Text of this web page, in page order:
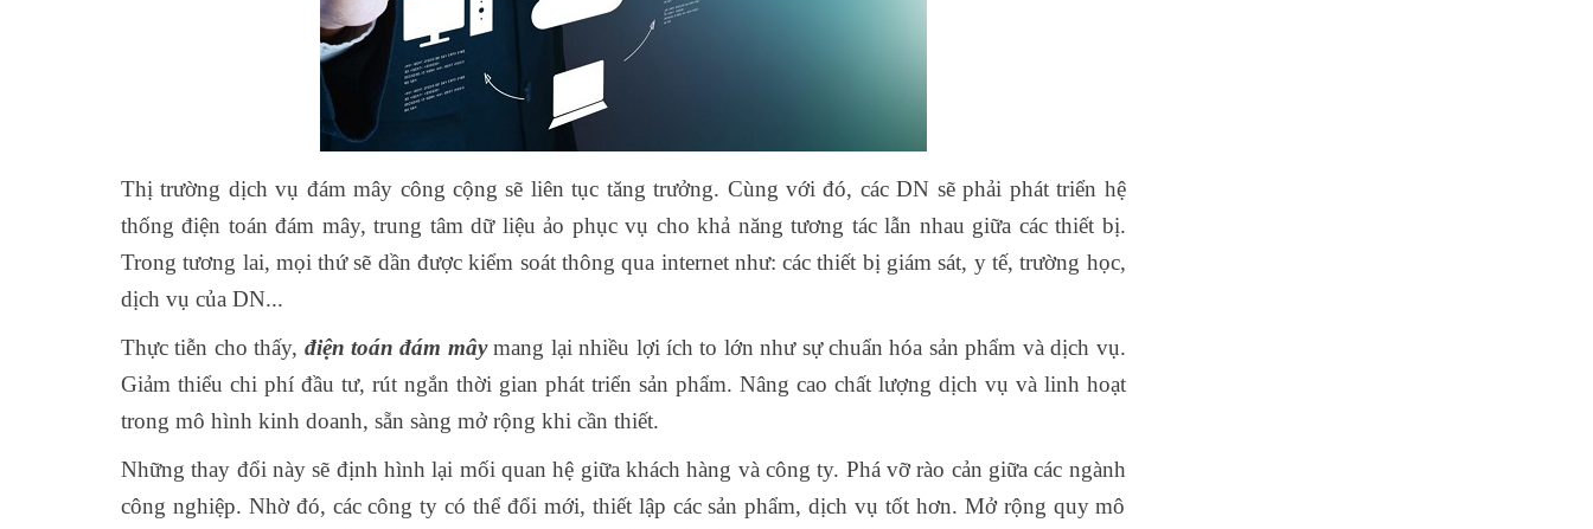
Thị trường dịch vụ đám mây công cộng sẽ liên tục tăng trưởng. Cùng với đó, các DN sẽ phải phát triển hệ
thống điện toán đám mây, trung tâm dữ liệu ảo phục vụ cho khả năng tương tác lẫn nhau giữa các thiết bị.
Trong tương lai, mọi thứ sẽ dần được kiểm soát thông qua internet như: các thiết bị giám sát, y tế, trường học,
dịch vụ của DN...
Thực tiễn cho thấy, điện toán đám mâymang lại nhiều lợi ích to lớn như sự chuẩn hóa sản phẩm và dịch vụ.
Giảm thiểu chi phí đầu tư, rút ngắn thời gian phát triển sản phẩm. Nâng cao chất lượng dịch vụ và linh hoạt
trong mô hình kinh doanh, sẵn sàng mở rộng khi cần thiết.
Những thay đổi này sẽ định hình lại mối quan hệ giữa khách hàng và công ty. Phá vỡ rào cản giữa các ngành
công nghiệp. Nhờ đó, các công ty có thể đổi mới, thiết lập các sản phẩm, dịch vụ tốt hơn. Mở rộng quy mô